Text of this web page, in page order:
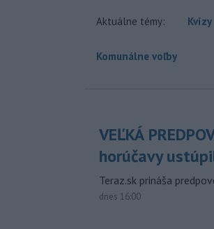
Aktuálne témy: Kvízy
Komunálne voľby
VEĽKÁ
horúčavy
Teraz.sk prináša
dnes 16:00